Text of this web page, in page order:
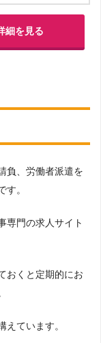
細を見る
負、労働者派遣を
。
専門の求人サイト
おくと定期的にお
ています。